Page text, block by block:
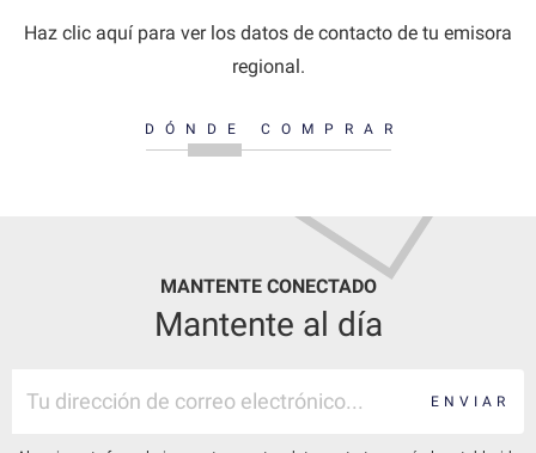
Haz clic aquí para ver los datos de contacto de tu emisora
regional.
DÓNDE COMPRAR
MANTENTE CONECTADO
Mantente al día
ENVIAR